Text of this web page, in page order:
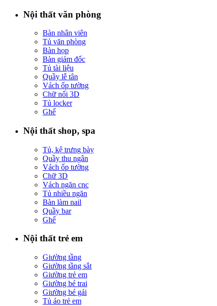
Nội thất văn phòng
Bàn nhân viên
Tủ văn phòng
Bàn họp
Bàn giám đốc
Tủ tài liệu
Quầy lễ tân
Vách ốp tường
Chữ nổi 3D
Tủ locker
Ghế
Nội thất shop, spa
Tủ, kệ trưng bày
Quầy thu ngân
Vách ốp tường
Chữ 3D
Vách ngăn cnc
Tủ nhiều ngăn
Bàn làm nail
Quầy bar
Ghế
Nội thất trẻ em
Giường tầng
Giường tầng sắt
Giường trẻ em
Giường bé trai
Giường bé gái
Tủ áo trẻ em